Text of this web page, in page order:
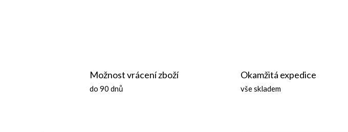
Možnost vrácení zboží
do 90 dnů
Okamžitá expedice
vše skladem